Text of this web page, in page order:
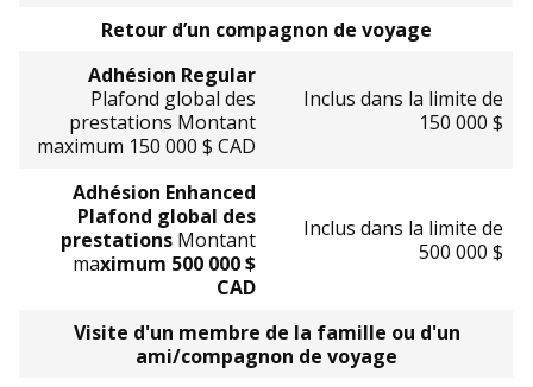
Retour d’un compagnon de voyage
Adhésion Regular
Plafond global des
prestations Montant
maximum 150 000 $ CAD
Inclus dans la limite de
150 000 $
Adhésion Enhanced
Plafond global des
prestations Montant
maximum 500 000 $
CAD
Inclus dans la limite de
500 000 $
Visite d'un membre de la famille ou d'un
ami/compagnon de voyage